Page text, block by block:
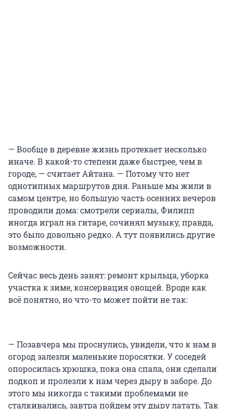
— Вообще в деревне жизнь протекает несколько
иначе. В какой-то степени даже быстрее, чем в
городе, — считает Айтана. — Потому что нет
однотипных маршрутов дня. Раньше мы жили в
самом центре, но большую часть осенних вечеров
проводили дома: смотрели сериалы, Филипп
иногда играл на гитаре, сочинял музыку, правда,
это было довольно редко. А тут появились другие
возможности.
Сейчас весь день занят: ремонт крыльца, уборка
участка к зиме, консервация овощей. Вроде как
всё понятно, но что-то может пойти не так:
— Позавчера мы проснулись, увидели, что к нам в
огород залезли маленькие поросятки. У соседей
опоросилась хрюшка, пока она спала, они сделали
подкоп и пролезли к нам через дыру в заборе. До
этого мы никогда с такими проблемами не
сталкивались, завтра пойдем эту дыру латать. Так